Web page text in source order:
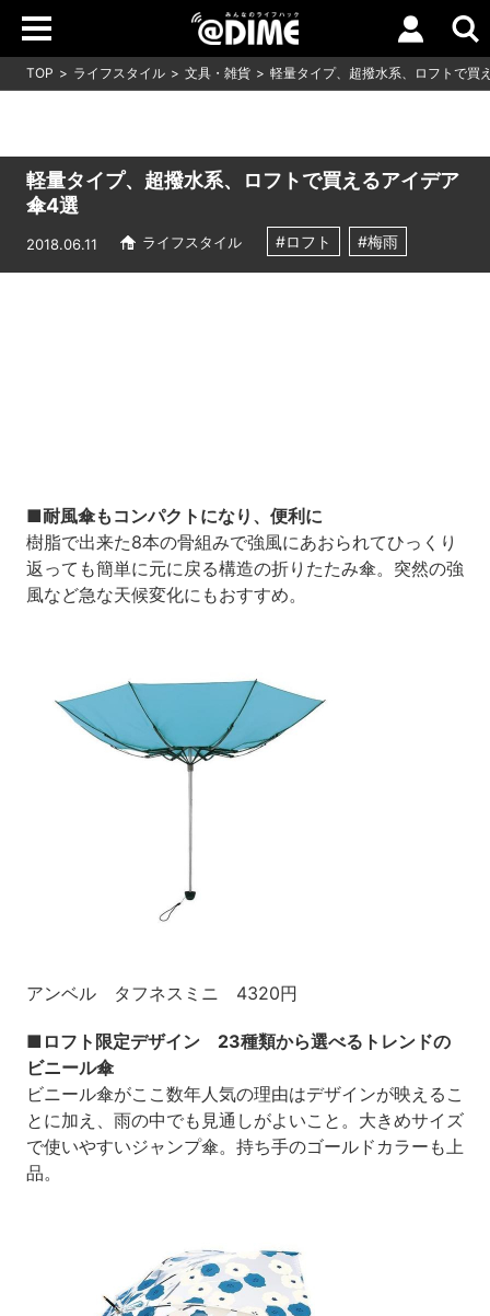
TOP ライフスタイル 文具・雑貨 軽量タイプ、超撥水系、ロフトで買
軽量タイプ、超撥水系、ロフトで買えるアイデア
傘4選
2018.06.11 ライフスタイル #ロフト #梅雨
■耐風傘もコンパクトになり、便利に
樹脂で出来た8本の骨組みで強風にあおられてひっくり
返っても簡単に元に戻る構造の折りたたみ傘。突然の強
風など急な天候変化にもおすすめ。
アンベル タフネスミニ 4320円
■ロフト限定デザイン 23種類から選べるトレンドの
ビニール傘
ビニール傘がここ数年人気の理由はデザインが映えるこ
とに加え、雨の中でも見通しがよいこと。大きめサイズ
で使いやすいジャンプ傘。持ち手のゴールドカラーも上
品。